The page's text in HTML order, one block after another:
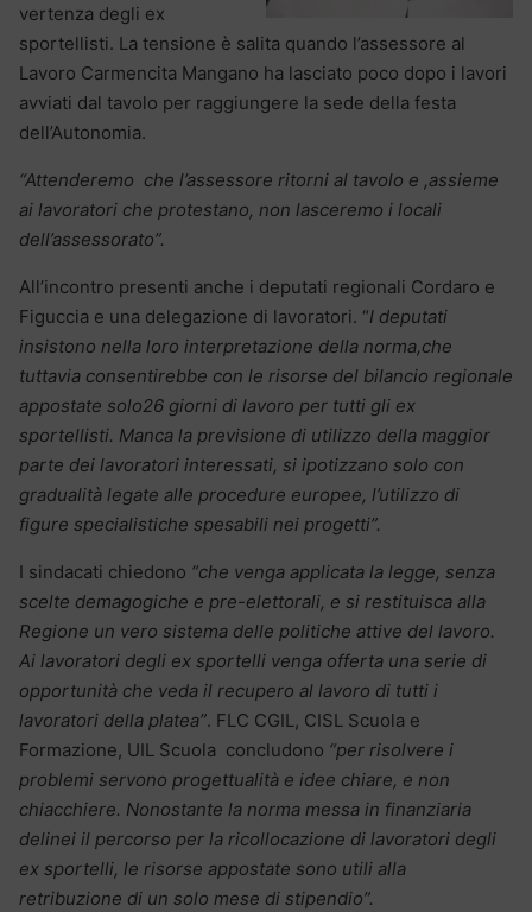
vertenza degli ex
sportellisti. La tensione è salita quando l’assessore al
Lavoro Carmencita Mangano ha lasciato poco dopo i lavori
avviati dal tavolo per raggiungere la sede della festa
dell’Autonomia.
“Attenderemo che l’assessore ritorni al tavolo e ,assieme
ai lavoratori che protestano, non lasceremo i locali
dell’assessorato”.
All’incontro presenti anche i deputati regionali Cordaro e
Figuccia e una delegazione di lavoratori. “I deputati
insistono nella loro interpretazione della norma,che
tuttavia consentirebbe con le risorse del bilancio regionale
appostate solo26 giorni di lavoro per tutti gli ex
sportellisti. Manca la previsione di utilizzo della maggior
parte dei lavoratori interessati, si ipotizzano solo con
gradualità legate alle procedure europee, l’utilizzo di
figure specialistiche spesabili nei progetti”.
I sindacati chiedono “che venga applicata la legge, senza
scelte demagogiche e pre-elettorali, e si restituisca alla
Regione un vero sistema delle politiche attive del lavoro.
Ai lavoratori degli ex sportelli venga offerta una serie di
opportunità che veda il recupero al lavoro di tutti i
lavoratori della platea”. FLC CGIL, CISL Scuola e
Formazione, UIL Scuola concludono “per risolvere i
problemi servono progettualità e idee chiare, e non
chiacchiere. Nonostante la norma messa in finanziaria
delinei il percorso per la ricollocazione di lavoratori degli
ex sportelli, le risorse appostate sono utili alla
retribuzione di un solo mese di stipendio”.